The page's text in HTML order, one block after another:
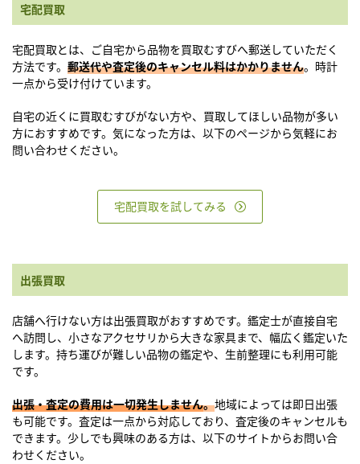
宅配買取
宅配買取とは、ご自宅から品物を買取むすびへ郵送していただく
方法です。 郵送代や査定後のキャンセル料はかかりません。時計
一点から受け付けています。
自宅の近くに買取むすびがない方や、買取してほしい品物が多い
方におすすめです。気になった方は、以下のページから気軽にお
問い合わせください。
宅配買取を試してみる
出張買取
店舗へ行けない方は出張買取がおすすめです。鑑定士が直接自宅
へ訪問し、小さなアクセサリから大きな家具まで、幅広く鑑定いた
します。持ち運びが難しい品物の鑑定や、生前整理にも利用可能
です。
出張・査定の費用は一切発生しません。地域によっては即日出張
も可能です。査定は一点から対応しており、査定後のキャンセルも
できます。少しでも興味のある方は、以下のサイトからお問い合
わせください。